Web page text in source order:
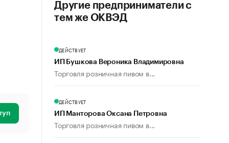
Другие предприниматели с
тем же ОКВЭД
ДЕЙСТВУЕТ
ИП Бушкова Вероника Владимировна
Торговля розничная пивом в...
ДЕЙСТВУЕТ
ИП Манторова Оксана Петровна
Торговля розничная пивом в...